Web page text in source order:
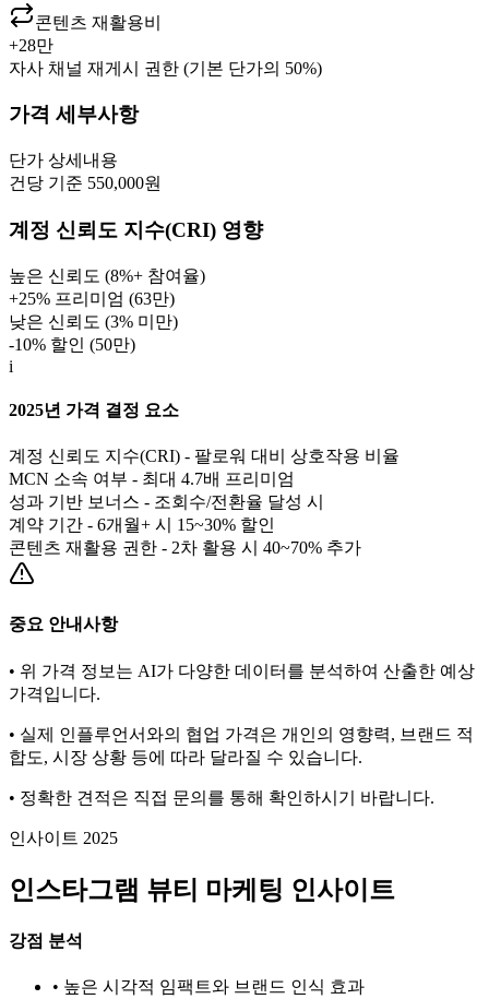
콘텐츠 재활용비
+28만
자사 채널 재게시 권한 (기본 단가의 50%)
가격 세부사항
단가 상세내용
건당 기준 550,000원
계정 신뢰도 지수(CRI) 영향
높은 신뢰도 (8%+ 참여율)
+25% 프리미엄 (63만)
낮은 신뢰도 (3% 미만)
-10% 할인 (50만)
i
2025년 가격 결정 요소
계정 신뢰도 지수(CRI) - 팔로워 대비 상호작용 비율
MCN 소속 여부 - 최대 4.7배 프리미엄
성과 기반 보너스 - 조회수/전환율 달성 시
계약 기간 - 6개월+ 시 15~30% 할인
콘텐츠 재활용 권한 - 2차 활용 시 40~70% 추가
중요 안내사항
• 위 가격 정보는 AI가 다양한 데이터를 분석하여 산출한 예상
가격입니다.
• 실제 인플루언서와의 협업 가격은 개인의 영향력, 브랜드 적
합도, 시장 상황 등에 따라 달라질 수 있습니다.
• 정확한 견적은 직접 문의를 통해 확인하시기 바랍니다.
인사이트 2025
인스타그램 뷰티 마케팅 인사이트
강점 분석
• 높은 시각적 임팩트와 브랜드 인식 효과